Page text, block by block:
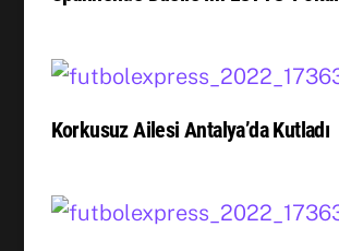
Korkusuz Ailesi Antalya’da Kutladı